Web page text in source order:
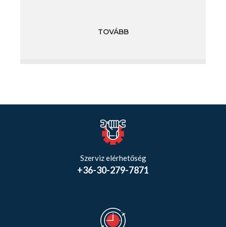
TOVÁBB
Szerviz elérhetőség
+36-30-279-7871